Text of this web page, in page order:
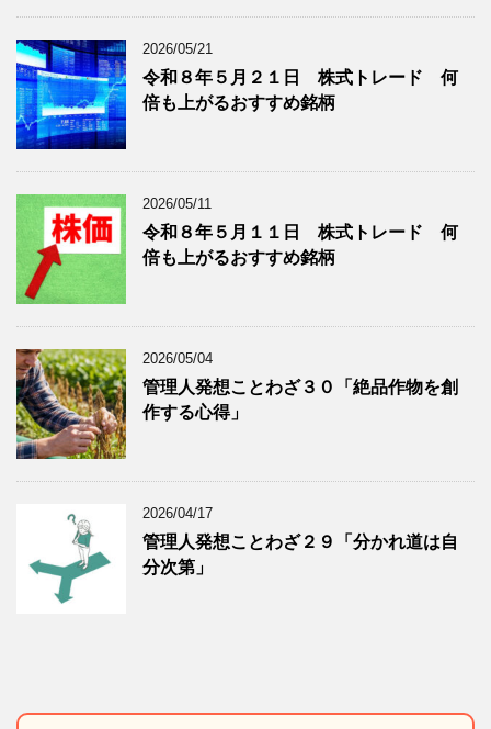
グ
記
事
を
表
示
グ
記
事
を
表
示
2026/05/21
令和８年５月２１日 株式トレード 何
倍も上がるおすすめ銘柄
2026/05/11
令和８年５月１１日 株式トレード 何
倍も上がるおすすめ銘柄
2026/05/04
管理人発想ことわざ３０「絶品作物を創
作する心得」
2026/04/17
管理人発想ことわざ２９「分かれ道は自
分次第」